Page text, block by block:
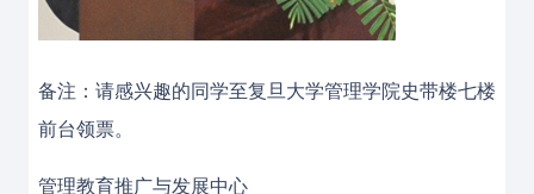
备注：请感兴趣的同学至复旦大学管理学院史带楼七楼
前台领票。
管理教育推广与发展中心